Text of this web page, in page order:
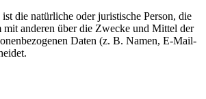
die natürliche oder juristische Person, die
mit anderen über die Zwecke und Mittel der
Daten (z. B. Namen, E-Mail-